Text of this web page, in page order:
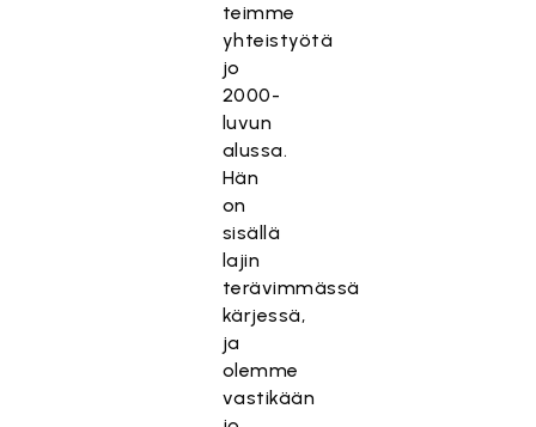
teimme
yhteistyötä
jo
2000-
luvun
alussa.
Hän
on
sisällä
lajin
terävimmässä
kärjessä,
ja
olemme
vastikään